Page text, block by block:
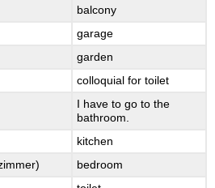
balcony
garage
garden
colloquial for toilet
I have to go to the
bathroom.
kitchen
bedroom